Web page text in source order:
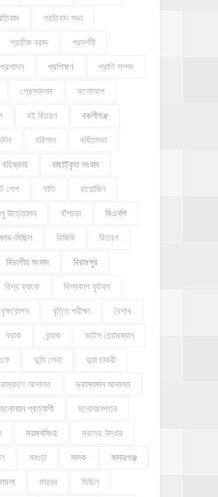
প্রতিবাদ সভা
প্রতীক বরাদ্দ প্রদর্শনী
প্রশাসন প্রশিক্ষণ প্রাণি সম্পদ
প্রেসক্লাব ফলোআপ
বই বিতরণ বকশীগঞ্জ
বরিশাল বর্ধিতসভা
বহিষ্কার বাছাইকৃত সংবাদ
পেশ বাতি বায়োজিন
উত্তোলন বাঁশচড়া বিএনপি
মিছিল বিজিবি বিতরণ
বিভাগীয় সংবাদ বিরামপুর
বিশ্ব ব্যাংক বিশ্বকাপ ফুটবল
বৃক্ষরোপন বৃত্তি পরীক্ষা বৈশাখ
ব্রাক ব্র্যাক ভাইস চেয়ারম্যান
ভূমি সেবা ভূয়া চাকরী
আদালত ভ্রাম্যমান আদালত
মনোনয়ন প্রত্যাশী মনোনয়নপত্র
ময়মনসিংহ মরদেহ উদ্ধার
মাগুড়া মাদক মাদারগঞ্জ
মারধর মিছিল